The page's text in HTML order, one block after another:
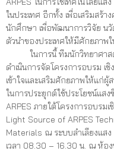
ในประเทศ อีกทั้ง เพื่อเสริมสร้
นักศึกษา เพื่อพัฒนาการวิจัย น
ตัวนำของประเทศให้มีศักยภาพ
ในการนี้ ทีมนักวิทยาศาสตร์
ดำเนินการจัดโครงการอบรม เ
เข้าใจและเสริมศักยภาพให้แก่
ในการประยุกต์ใช้ประโยชน์แส
ARPES ภายใต้โครงการอบร
Light Source of ARPES
Materials ณ ระบบลำเลียงแส
เวลา 08.30 – 16.30 น. ณ ห้อ